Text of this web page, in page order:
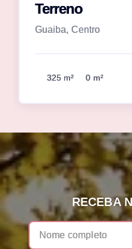
Terreno
Guaiba, Centro
325 m² 0 m²
RECEBA